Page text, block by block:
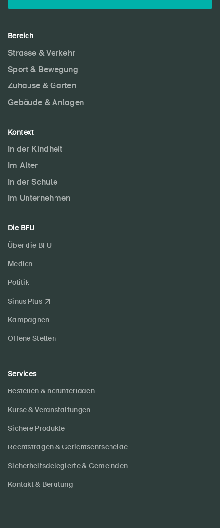
Bereich
Strasse & Verkehr
Sport & Bewegung
Zuhause & Garten
Gebäude & Anlagen
Kontext
In der Kindheit
Im Alter
In der Schule
Im Unternehmen
Die BFU
Über die BFU
Medien
Politik
Sinus Plus
Kampagnen
Offene Stellen
Services
Bestellen & herunterladen
Kurse & Veranstaltungen
Sichere Produkte
Rechtsfragen & Gerichtsentscheide
Sicherheitsdelegierte & Gemeinden
Kontakt & Beratung